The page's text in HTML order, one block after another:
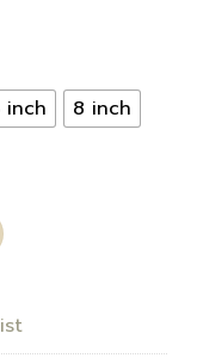
inch
8 inch